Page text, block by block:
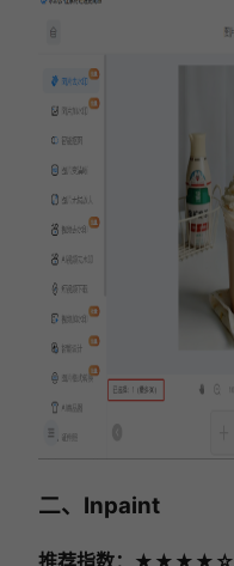
二、Inpaint
推荐指数：★★★★☆